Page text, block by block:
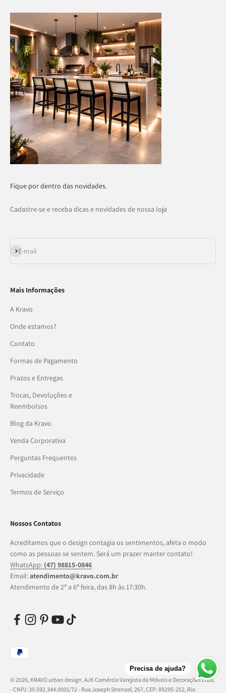
Fique por dentro das novidades.
Cadastre-se e receba dicas e novidades de nossa loja
E-mail
Assinar
Mais Informações
A Kravo
Onde estamos?
Contato
Formas de Pagamento
Prazos e Entregas
Trocas, Devoluções e
Reembolsos
Blog da Kravo
Venda Corporativa
Perguntas Frequentes
Privacidade
Termos de Serviço
Nossos Contatos
Acreditamos que o design contagia os sentimentos, afeta o modo
como as pessoas se sentem. Será um prazer manter contato!
WhatsApp: (47) 98815-0846
Email:atendimento@kravo.com.br
Atendimento de 2ª a 6ª feira, das 8h às 17:30h.
© 2026, KRAVO urban design. AJK Comércio Varejista de Móveis e Decorações Ltda.
- CNPJ: 39.592.344.0001/72 - Rua Joseph Strenzel, 267, CEP: 89295-252, Rio
Precisa de ajuda?